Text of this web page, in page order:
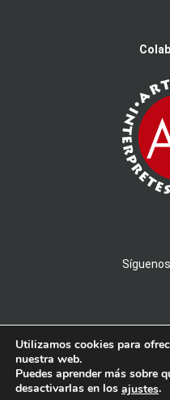
© 2026 AMPROBAND - Todos
Utilizamos cookies para
nuestra web.
Puedes aprender más sobre
desactivarlas en los ajustes.